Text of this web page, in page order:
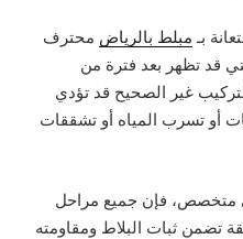
بـ مبلط بالرياض محترف
قد تظهر بعد فترة من
غير الصحيح قد تؤدي
أو تسرب المياه أو تشققات
متخصص، فإن جميع مراحل
تضمن ثبات البلاط ومقاومته